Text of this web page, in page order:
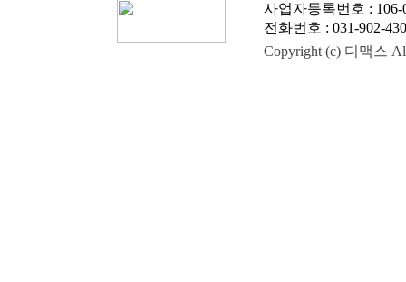
사업자등록번호 :
전화번호 : 031-902-
Copyright (c) 디맥스